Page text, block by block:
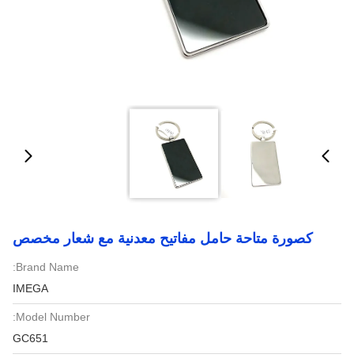
كصورة متاحة حامل مفاتيح معدنية مع شعار مخصص
Brand Name:
IMEGA
Model Number:
GC651